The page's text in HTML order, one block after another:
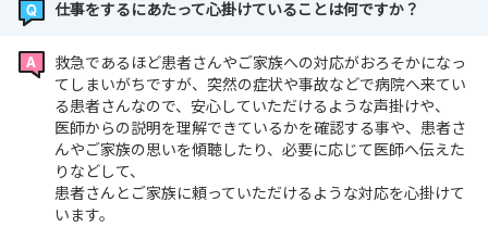
仕事をするにあたって心掛けていることは何ですか？
救急であるほど患者さんやご家族への対応がおろそかになっ
てしまいがちですが、突然の症状や事故などで病院へ来てい
る患者さんなので、安心していただけるような声掛けや、
医師からの説明を理解できているかを確認する事や、患者さ
んやご家族の思いを傾聴したり、必要に応じて医師へ伝えた
りなどして、
患者さんとご家族に頼っていただけるような対応を心掛けて
います。